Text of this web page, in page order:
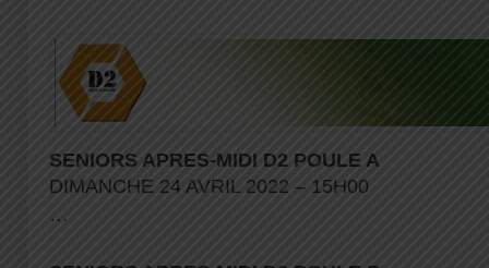
SENIORS APRES-MIDI D2 POULE A
DIMANCHE 24 AVRIL 2022 – 15H00
…